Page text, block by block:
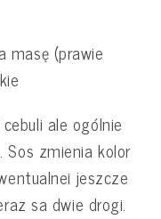
masę (prawie
ale ogólnie
Sos zmienia kolor
jeszcze
sa dwie drogi.